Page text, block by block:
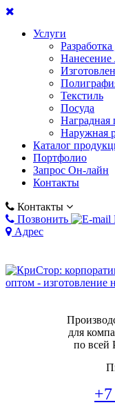
Услуги
Нанесение
Текстиль
Посуда
Наградная
Наружная
Каталог
Портфолио
Запрос Он-лайн
Контакты
Контакты
Позвонить
Адрес
для
по всей